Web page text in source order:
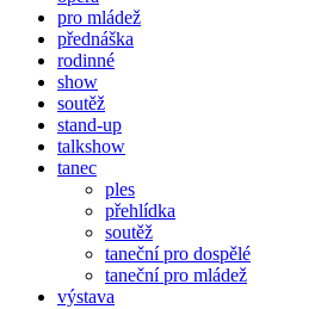
pro mládež
přednáška
rodinné
show
soutěž
stand-up
talkshow
tanec
ples
přehlídka
soutěž
taneční pro dospělé
taneční pro mládež
výstava